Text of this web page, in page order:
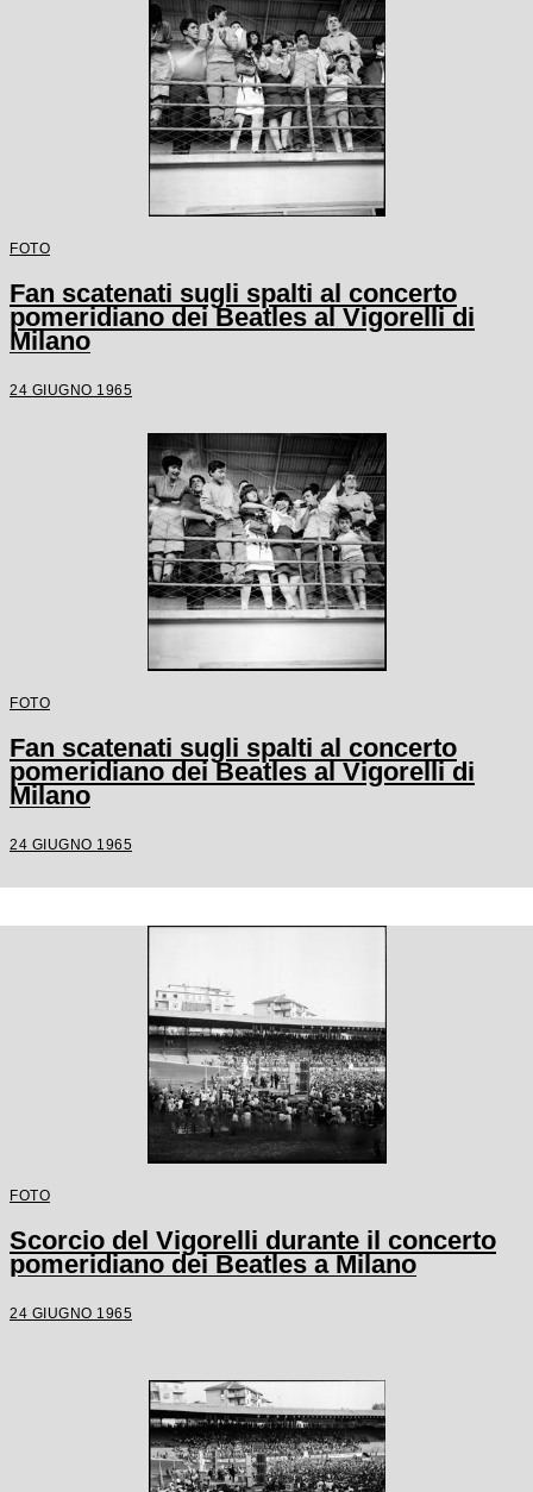
FOTO
Fan scatenati sugli spalti al concerto
pomeridiano dei Beatles al Vigorelli di
Milano
24 GIUGNO 1965
FOTO
Fan scatenati sugli spalti al concerto
pomeridiano dei Beatles al Vigorelli di
Milano
24 GIUGNO 1965
FOTO
Scorcio del Vigorelli durante il concerto
pomeridiano dei Beatles a Milano
24 GIUGNO 1965